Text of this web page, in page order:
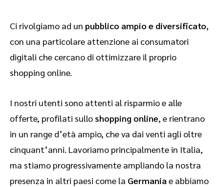
Ci rivolgiamo ad un pubblico ampio e diversificato,
con una particolare attenzione ai consumatori
digitali che cercano di ottimizzare il proprio
shopping online.
I nostri utenti sono attenti al risparmio e alle
offerte, profilati sullo shopping online, e rientrano
in un range d’età ampio, che va dai venti agli oltre
cinquant’anni. Lavoriamo principalmente in Italia,
ma stiamo progressivamente ampliando la nostra
presenza in altri paesi come la Germania e abbiamo